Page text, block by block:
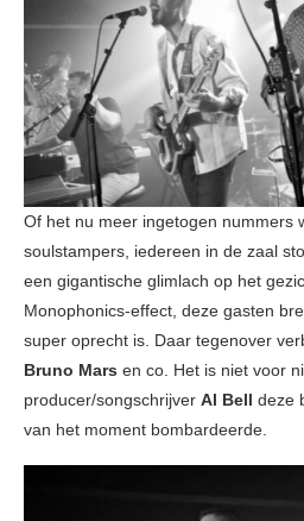
Of het nu meer ingetogen nummers
soulstampers, iedereen in de zaal
een gigantische glimlach op het
Monophonics-effect, deze gasten
super oprecht is. Daar tegenover
Bruno Mars en co. Het is niet voor
producer/songschrijver Al Bell deze
van het moment bombardeerde.